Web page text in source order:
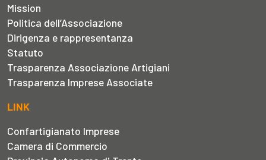
Mission
Politica dell’Associazione
Dirigenza e rappresentanza
Statuto
Trasparenza Associazione Artigiani
Trasparenza Imprese Associate
LINK
Confartigianato Imprese
Camera di Commercio